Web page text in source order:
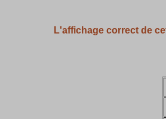
L'affichage correct de